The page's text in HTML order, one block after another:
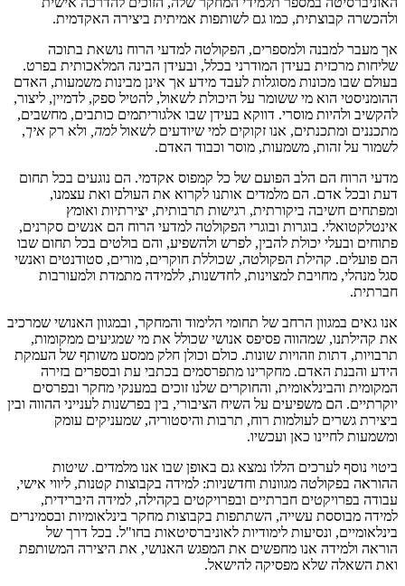
ולהכשרה קבוצתית, כמו גם לשותפות אמיתית ביצירה האקדמית.
אך מעבר למבנה ולמספרים, הפקולטה למדעי הרוח נושאת בתוכה
שליחות מרכזית בעידן המודרני בכלל, ובעידן הבינה המלאכותית בפרט.
בעולם שבו מכונות מסוגלות לעבד מידע אך אינן מבינות משמעות, האדם
ההומניסטי הוא מי ששומר על היכולת לשאול, להטיל ספק, לדמיין, ליצור,
להקשיב ולהיות מוסרי. דווקא בעידן שבו אלגוריתמים כותבים, מחשבים,
מתכננים ומתכנתים, אנו זקוקים למי שיודעים לשאוללמה, ולא רק איך,
לשמור על זהות, משמעות, מוסר וכבוד האדם.
מדעי הרוח הם הלב הפועם של כל קמפוס אקדמי. הם נוגעים בכל תחום
דעת ובכל אדם. הם מלמדים אותנו לקרוא את העולם ואת עצמנו,
ומפתחים חשיבה ביקורתית, רגישות תרבותית, יצירתיות ואומץ
אינטלקטואלי. בוגרות ובוגרי הפקולטה למדעי הרוח הם אנשים סקרנים,
פתוחים ובעלי יכולת להבין, לפרש ולהשפיע, והם בולטים בכל תחום שבו
הם פועלים. קהילת הפקולטה, שכוללת חוקרים, מורים, סטודנטים ואנשי
סגל מנהלי, מחויבת למצוינות, לחדשנות, ללמידה מתמדת ולמעורבות
חברתית.
אנו גאים במגוון הרחב של תחומי הלימוד והמחקר, ובמגוון האנושי שמרכיב
את קהילתנו, שמהווה פסיפס אנושי שכולל את מי שמגיעים ממקומות,
תרבויות, דתות וזהויות שונות. כולם וכולן חלק ממסע משותף של העמקת
הידע והבנת האדם. מחקרינו מתפרסמים בכתבי עת ובספרים בזירה
המקומית והבינלאומית, והחוקרים שלנו זוכים במענקי מחקר ובפרסים
יוקרתיים. הם משפיעים על השיח הציבורי, בין בפרשנות לענייני ההווה ובין
ביצירת גשרים לעולמות רוח, תרבות והיסטוריה, שמעניקים עומק
ומשמעות לחיינו כאן ועכשיו.
ביטוי נוסף לערכים הללו נמצא גם באופן שבו אנו מלמדים. שיטות
ההוראה בפקולטה מגוונות וחדשניות: למידה בקבוצות קטנות, ליווי אישי,
עבודה בפרויקטים חברתיים ובפרויקטים בקהילה, למידה היברידית,
למידה מבוססת עשייה, השתתפות בקבוצות מחקר בינלאומיות ובסמינרים
בינלאומיים, ונסיעות לימודיות לאוניברסיטאות בחו"ל. בכל דרך של
הוראה ולמידה אנו מחפשים את המפגש האנושי, את היצירה המשותפת
ואת השאלה שלא מפסיקה להישאל.